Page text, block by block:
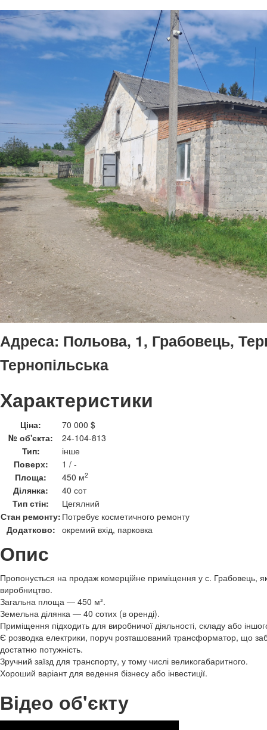
Адреса: Польова, 1, Грабовець,
Тернопільська
Характеристики
Ціна:
70 000 $
№ об'єкта:
24-104-813
Тип:
інше
Поверх:
1 / -
Площа:
450 м2
Ділянка:
40 сот
Тип стін:
Цегялний
Стан ремонту: Потребує косметичного ремонту
Додатково: окремий вхід, парковка
Опис
Пропонується на продаж комерційне приміщення у с. Грабовець,
виробництво.
Загальна площа — 450 м².
Земельна ділянка — 40 сотих (в оренді).
Приміщення підходить для виробничої діяльності, складу або
Є розводка електрики, поруч розташований трансформатор, що
достатню потужність.
Зручний заїзд для транспорту, у тому числі великогабаритного.
Хороший варіант для ведення бізнесу або інвестиції.
Відео об'єкту